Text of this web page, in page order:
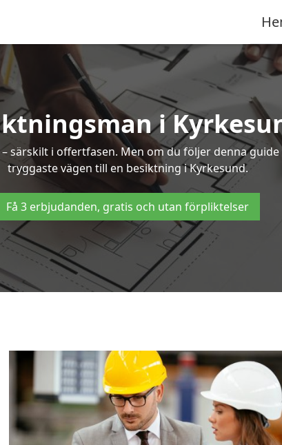
i
särskilt i offertfasen. Men om du följer denna
tryggaste vägen till en besiktning i Kyrkesund.
Få 3 erbjudanden, gratis och utan förpliktelser